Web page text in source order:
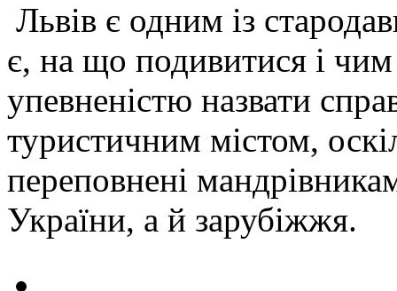
Львів є одним із
є, на що подивитися і
упевненістю назвати
туристичним містом,
переповнені
України, а й зарубіжжя.